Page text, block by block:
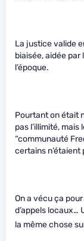
La justice valide
biaisée, aidée par
l’époque.
Pourtant on était
pas l’illimité, mais
“communauté
certains n’étaient
On a vécu ça
d’appels locaux…
la même chose